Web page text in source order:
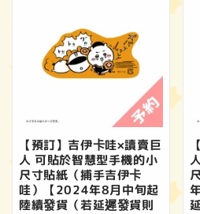
【預訂】吉伊卡哇×讀賣巨
人 可貼於智慧型手機的小
尺寸貼紙（捕手吉伊卡
哇）【2024年8月中旬起
陸續發貨（若延遲發貨則